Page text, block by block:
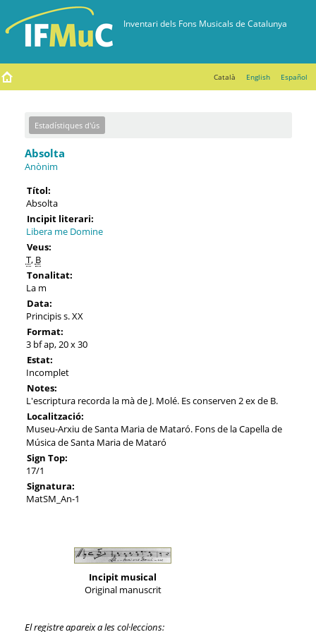
Català English Español
Estadístiques d'ús
Absolta
Anònim
Títol:
Absolta
Incipit literari:
Libera me Domine
Veus:
T, B
Tonalitat:
La m
Data:
Principis s. XX
Format:
3 bf ap, 20 x 30
Estat:
Incomplet
Notes:
L'escriptura recorda la mà de J. Molé. Es conserven 2 ex de B.
Localització:
Museu-Arxiu de Santa Maria de Mataró. Fons de la Capella de
Música de Santa Maria de Mataró
Sign Top:
17/1
Signatura:
MatSM_An-1
Incipit musical
Original manuscrit
El registre apareix a les col·leccions: